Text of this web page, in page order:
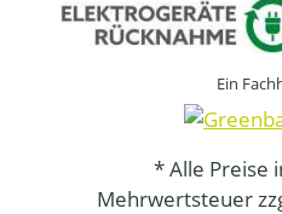
Ein
* Alle Preise
Mehrwertsteuer